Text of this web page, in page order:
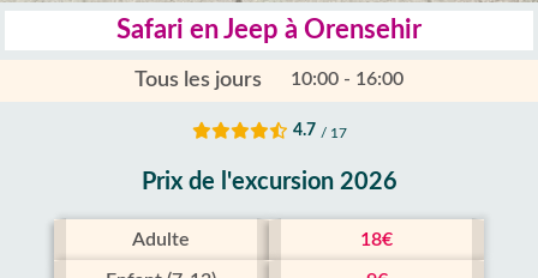
Safari en Jeep à Orensehir
Tous les jours 10:00 - 16:00
4.7 / 17
Prix ​​de l'excursion 2026
Adulte 18€